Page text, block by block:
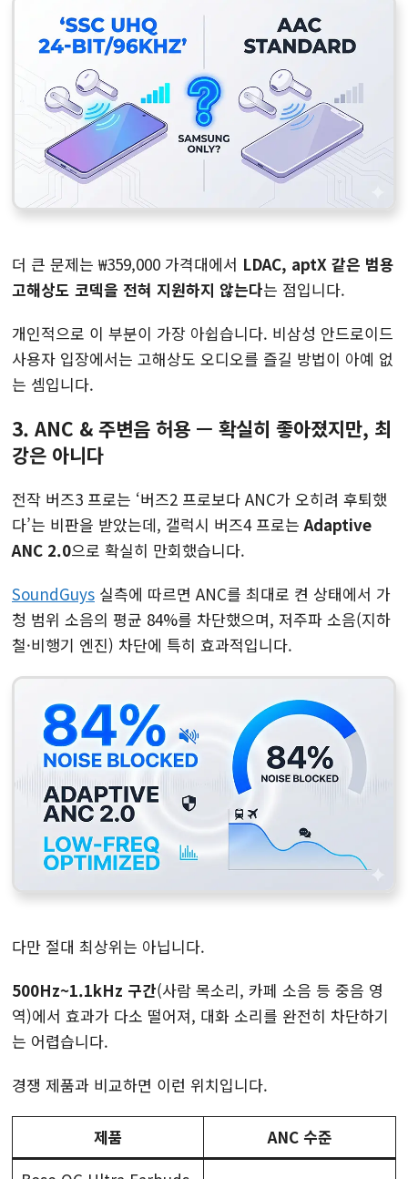
더 큰 문제는 ₩359,000 가격대에서 LDAC, aptX 같은 범용
고해상도 코덱을 전혀 지원하지 않는다는 점입니다.
개인적으로 이 부분이 가장 아쉽습니다. 비삼성 안드로이드
사용자 입장에서는 고해상도 오디오를 즐길 방법이 아예 없
는 셈입니다.
3. ANC & 주변음 허용 — 확실히 좋아졌지만, 최
강은 아니다
전작 버즈3 프로는 ‘버즈2 프로보다 ANC가 오히려 후퇴했
다’는 비판을 받았는데, 갤럭시 버즈4 프로는 Adaptive
ANC 2.0으로 확실히 만회했습니다.
SoundGuys 실측에 따르면 ANC를 최대로 켠 상태에서 가
청 범위 소음의 평균 84%를 차단했으며, 저주파 소음(지하
철·비행기 엔진) 차단에 특히 효과적입니다.
다만 절대 최상위는 아닙니다.
500Hz~1.1kHz 구간(사람 목소리, 카페 소음 등 중음 영
역)에서 효과가 다소 떨어져, 대화 소리를 완전히 차단하기
는 어렵습니다.
경쟁 제품과 비교하면 이런 위치입니다.
제품
ANC 수준